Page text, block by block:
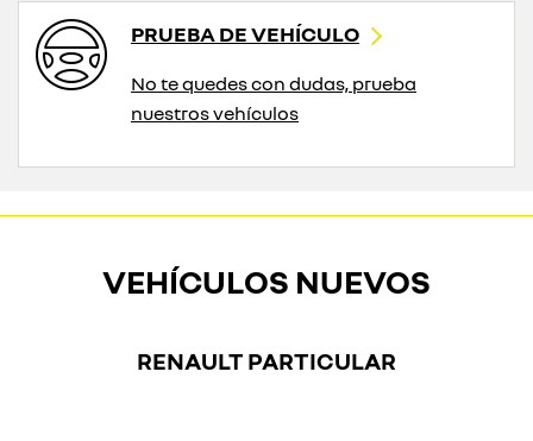
PRUEBA DE VEHÍCULO
No te quedes con dudas, prueba
nuestros vehículos
VEHÍCULOS NUEVOS
RENAULT PARTICULAR